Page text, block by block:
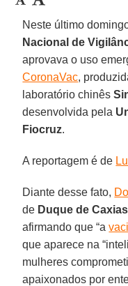
Neste último
Nacional de
aprovava o uso
CoronaVac,
laboratório chinês
desenvolvida pela
Fiocruz.
A reportagem é de
Diante desse fato,
de Duque de Caxias
afirmando que “a
que aparece na
mulheres
apaixonados por